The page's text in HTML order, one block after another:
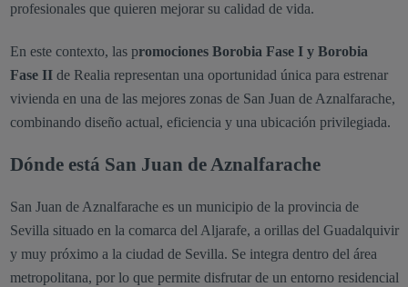
profesionales que quieren mejorar su calidad de vida.
En este contexto, las promociones Borobia Fase I y Borobia
Fase IIde Realia representan una oportunidad única para estrenar
vivienda en una de las mejores zonas de San Juan de Aznalfarache,
combinando diseño actual, eficiencia y una ubicación privilegiada.
Dónde está San Juan de Aznalfarache
San Juan de Aznalfarache es un municipio de la provincia de
Sevilla situado en la comarca del Aljarafe, a orillas del Guadalquivir
y muy próximo a la ciudad de Sevilla. Se integra dentro del área
metropolitana, por lo que permite disfrutar de un entorno residencial